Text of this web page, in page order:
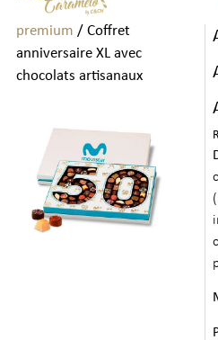
de chocolats et pralines
premium / Coffret
anniversaire XL avec
chocolats artisanaux